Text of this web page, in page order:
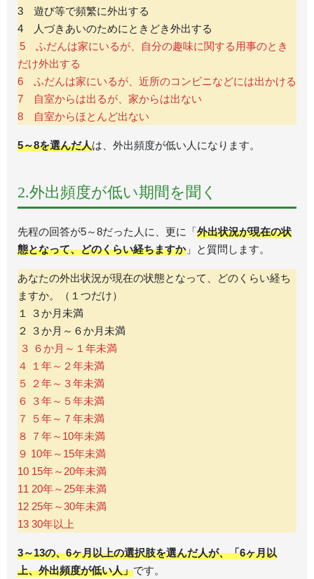
3 遊び等で頻繁に外出する
4 人づきあいのためにときどき外出する
5 ふだんは家にいるが、自分の趣味に関する用事のとき
だけ外出する
6 ふだんは家にいるが、近所のコンビニなどには出かける
7 自室からは出るが、家からは出ない
8 自室からほとんど出ない
5～8を選んだ人は、外出頻度が低い人になります。
2.外出頻度が低い期間を聞く
先程の回答が5～8だった人に、更に「外出状況が現在の状
態となって、どのくらい経ちますか」と質問します。
あなたの外出状況が現在の状態となって、どのくらい経ち
ますか。（１つだけ）
１ ３か月未満
２ ３か月～６か月未満
３ ６か月～１年未満
４ １年～２年未満
５ ２年～３年未満
６ ３年～５年未満
７ ５年～７年未満
８ ７年～10年未満
９ 10年～15年未満
10 15年～20年未満
11 20年～25年未満
12 25年～30年未満
13 30年以上
3～13の、6ヶ月以上の選択肢を選んだ人が、「6ヶ月以
上、外出頻度が低い人」です。